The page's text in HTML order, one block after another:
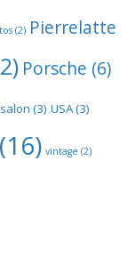
(2) Pierrelatte
Porsche (6)
salon (3) USA(3)
(16) vintage (2)